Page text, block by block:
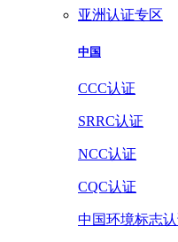
亚洲认证专区
中国
CCC认证
SRRC认证
NCC认证
CQC认证
中国环境标志